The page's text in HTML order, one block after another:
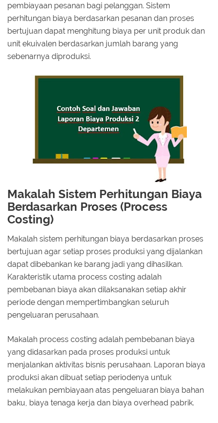
pembiayaan pesanan bagi pelanggan. Sistem
perhitungan biaya berdasarkan pesanan dan proses
bertujuan dapat menghitung biaya per unit produk dan
unit ekuivalen berdasarkan jumlah barang yang
sebenarnya diproduksi.
Makalah Sistem Perhitungan Biaya
Berdasarkan Proses (Process
Costing)
Makalah sistem perhitungan biaya berdasarkan proses
bertujuan agar setiap proses produksi yang dijalankan
dapat dibebankan ke barang jadi yang dihasilkan.
Karakteristik utama process costing adalah
pembebanan biaya akan dilaksanakan setiap akhir
periode dengan mempertimbangkan seluruh
pengeluaran perusahaan.
Makalah process costing adalah pembebanan biaya
yang didasarkan pada proses produksi untuk
menjalankan aktivitas bisnis perusahaan. Laporan biaya
produksi akan dibuat setiap periodenya untuk
melakukan pembiayaan atas pengeluaran biaya bahan
baku, biaya tenaga kerja dan biaya overhead pabrik.